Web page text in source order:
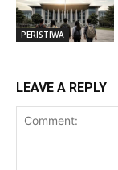
PERISTIWA
LEAVE A REPLY